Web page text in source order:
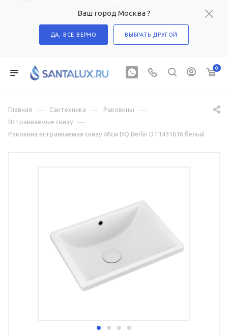
Ваш город Москва ?
ДА, ВСЕ ВЕРНО ВЫБРАТЬ ДРУГОЙ
0
Главная — Сантехника — Раковины —
Встраиваемые снизу —
Раковина встраиваемая снизу 46см DQ Berlin DT1431616 белый